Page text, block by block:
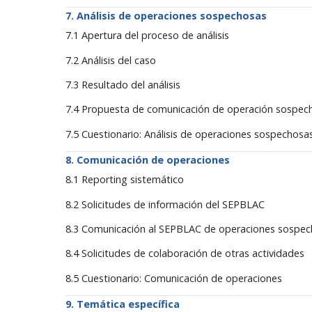
Análisis de operaciones sospechosas
7.1 Apertura del proceso de análisis
7.2 Análisis del caso
7.3 Resultado del análisis
7.4 Propuesta de comunicación de operación
7.5 Cuestionario: Análisis de operaciones
Comunicación de operaciones
8.1 Reporting sistemático
8.2 Solicitudes de información del SEPBLAC
8.3 Comunicación al SEPBLAC de operaciones
8.4 Solicitudes de colaboración de otras actividades
8.5 Cuestionario: Comunicación de operaciones
Temática específica